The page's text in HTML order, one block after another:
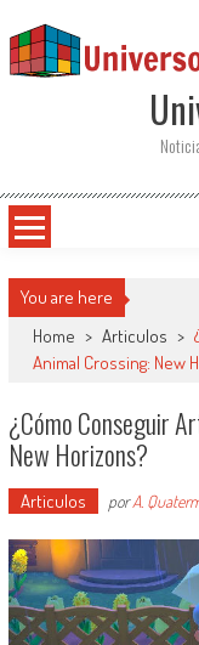
You are here
Home > Articulos >
Animal Crossing: New
¿Cómo Conseguir
New Horizons?
Articulos porA.